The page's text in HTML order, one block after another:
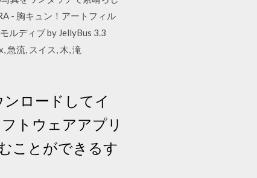
- 胸キュン！アートフィル
ルディブ by JellyBus 3.3
急流, スイス, 木, 滝
ロードしてイ
トウェアアプリ
ことができるす